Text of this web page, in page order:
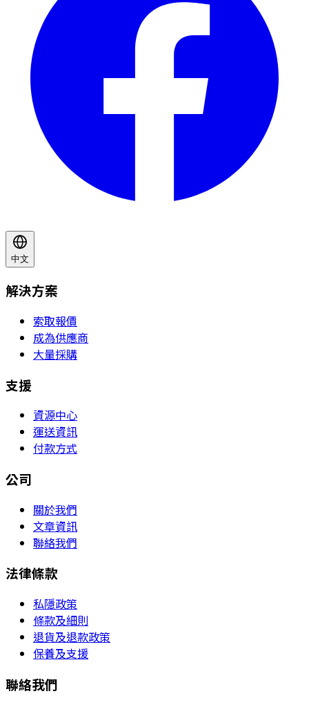
中文
解決方案
索取報價
成為供應商
大量採購
支援
資源中心
運送資訊
付款方式
公司
關於我們
文章資訊
聯絡我們
法律條款
私隱政策
條款及細則
退貨及退款政策
保養及支援
聯絡我們